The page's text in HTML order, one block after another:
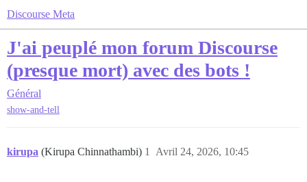
Discourse Meta
J'ai peuplé mon forum Discourse
(presque mort) avec des bots !
Général
show-and-tell
kirupa (Kirupa Chinnathambi) Avril 24, 2026, 10:45
1